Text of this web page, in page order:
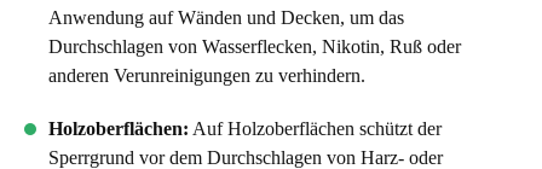
Anwendung auf Wänden und Decken, um das
Durchschlagen von Wasserflecken, Nikotin, Ruß oder
anderen Verunreinigungen zu verhindern.
Holzoberflächen: Auf Holzoberflächen schützt der
Sperrgrund vor dem Durchschlagen von Harz- oder